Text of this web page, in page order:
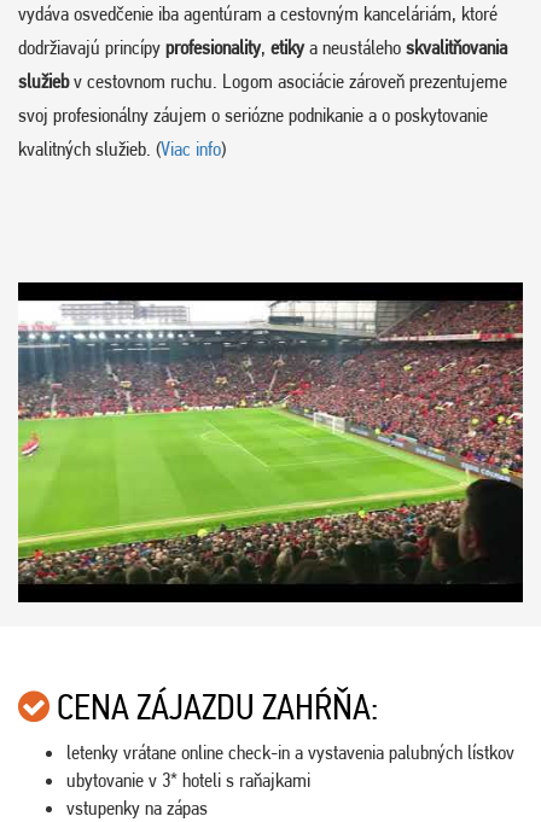
vydáva osvedčenie iba agentúram a cestovným kanceláriám, ktoré
dodržiavajú princípy profesionality, etikya neustáleho skvalitňovania
služiebv cestovnom ruchu. Logom asociácie zároveň prezentujeme
svoj profesionálny záujem o seriózne podnikanie a o poskytovanie
kvalitných služieb. (Viac info)
CENA ZÁJAZDU ZAHŔŇA:
letenky vrátane online check-in a vystavenia palubných lístkov
ubytovanie v 3* hoteli s raňajkami
vstupenky na zápas